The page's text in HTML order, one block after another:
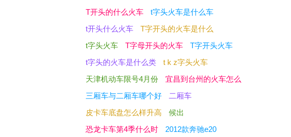
T开头的什么火车
t字头火车是什么车
t开头什么火车
T字开头的火车是什么
t字头火车
T字母开头的火车
T字开头火车
t字头的火车是什么类
t k z字头火车
天津机动车限号4月份
宜昌到台州的火车怎么
三厢车与二厢车哪个好
二厢车
皮卡车底盘怎么样升高
候出
恐龙卡车第4季什么时
2012款奔驰e20